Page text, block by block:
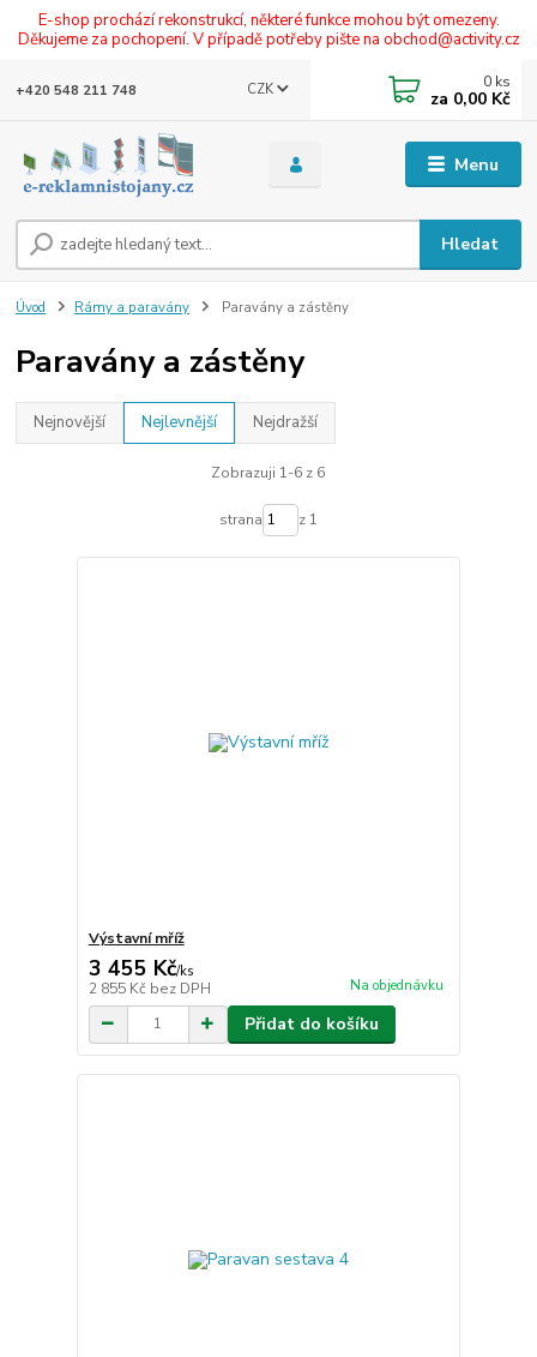
E-shop prochází rekonstrukcí, některé funkce mohou být omezeny.
Děkujeme za pochopení. V případě potřeby pište na obchod@activity.cz
Menu
CZK
Hledat
+420 548 211 748 0 ks
za 0,00 Kč
Úvod Rámy a paravány Paravány a zástěny
Paravány a zástěny
Nejnovější Nejlevnější Nejdražší
Zobrazuji 1-6 z 6
strana z 1
Výstavní mříž
3 455 Kč/ks
2 855 Kč bez DPH Na objednávku
Přidat do košíku